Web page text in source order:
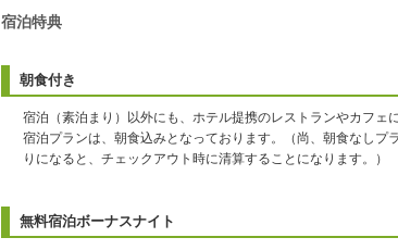
宿泊特典
朝食付き
宿泊（素泊まり）以外にも、ホテル提携のレストランやカフ
宿泊プランは、朝食込みとなっております。（尚、朝食なし
りになると、チェックアウト時に清算することになります。）
無料宿泊ボーナスナイト